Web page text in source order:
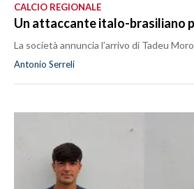
CALCIO REGIONALE
Un attaccante italo-brasiliano
La società annuncia l’arrivo di Tadeu Moro
Antonio Serreli